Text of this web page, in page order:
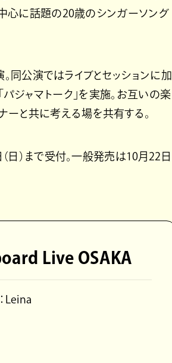
心に話題の20歳のシンガーソング
同公演ではライブとセッションに加
パジャマトーク」を実施。お互いの楽
ーと共に考える場を共有する。
日）まで受付。一般発売は10月22日
Live OSAKA
Leina